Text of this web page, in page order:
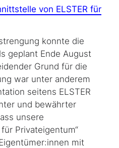
von ELSTER für
konnte die
geplant Ende August
Grund für die
war unter anderem
seitens ELSTER
und bewährter
unsere
Privateigentum“
mit